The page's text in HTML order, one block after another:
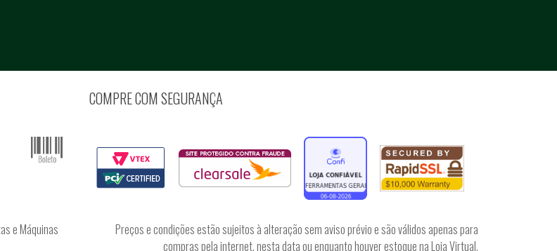
COMPRE COM SEGURANÇA
e Máquinas
Preços e condições estão sujeitos à alteração sem aviso prévio e são válidos apenas para
compras pela internet, nesta data ou enquanto houver estoque na Loja Virtual.